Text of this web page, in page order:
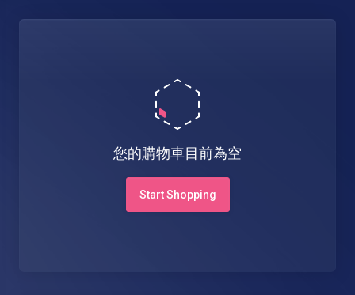
您的購物車目前為空
Start Shopping